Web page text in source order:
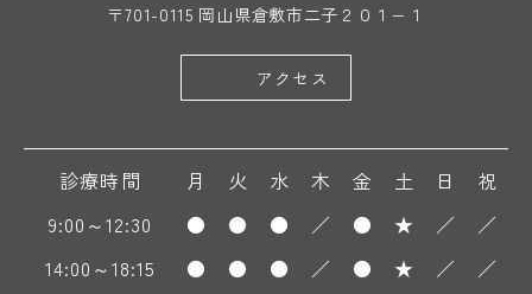
〒701-0115 岡山県倉敷市二子２０１−１
アクセス
診療時間 月 火 水 木 金 土 日
祝
9:00～12:30
● ● ● ／ ● ★ ／
／
14:00～18:15
● ● ● ／ ● ★ ／ ／